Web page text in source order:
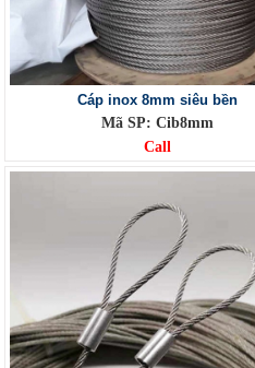
Cáp inox 8mm siêu bền
Mã SP: Cib8mm
Call